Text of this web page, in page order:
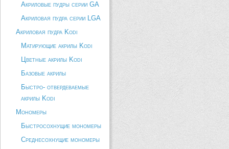
Акриловые пудры серии GA
Акриловая пудра серии LGA
Акриловая пудра Kodi
Матирующие акрилы Kodi
Цветные акрилы Kodi
Базовые акрилы
Быстро- отвердеваемые
акрилы Kodi
Мономеры
Быстросохнущие мономеры
Среднесохнущие мономеры